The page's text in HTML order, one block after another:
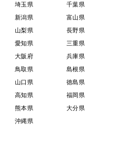
埼玉県
千葉県
新潟県
富山県
山梨県
長野県
愛知県
三重県
大阪府
兵庫県
鳥取県
島根県
山口県
徳島県
高知県
福岡県
熊本県
大分県
沖縄県